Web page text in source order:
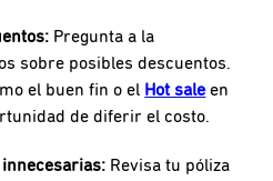
Pregunta a la
sobre posibles descuentos.
el buen fin o el Hot sale en
de diferir el costo.
Revisa tu póliza